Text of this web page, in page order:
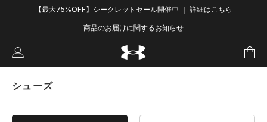
【最大75%OFF】シークレットセール開催中 ｜ 詳細はこちら
商品のお届けに関するお知らせ
シューズ